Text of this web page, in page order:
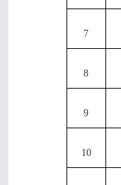
7
8
9
10